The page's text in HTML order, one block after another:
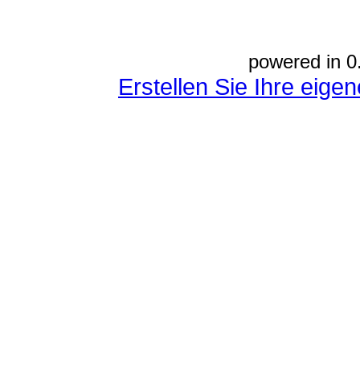
powered in
Erstellen Sie Ihre